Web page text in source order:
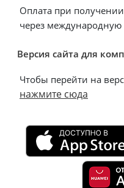
Оплата при
через международную
Версия сайта для
Чтобы перейти на
нажмите сюда